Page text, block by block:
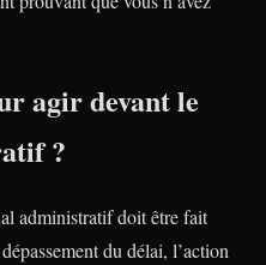
agir devant le
?
administratif doit être fait
du délai, l’action